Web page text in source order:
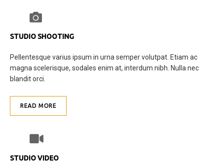
STUDIO SHOOTING
Pellentesque varius ipsum in urna semper volutpat. Etiam ac
magna scelerisque, sodales enim at, interdum nibh. Nulla nec
blandit orci.
READ MORE
STUDIO VIDEO